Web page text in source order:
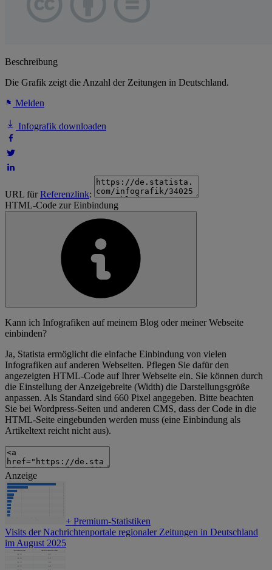
Beschreibung
Die Grafik zeigt die Anzahl der Zeitungen in Deutschland.
Melden
Infografik downloaden
URL fürReferenzlink:
HTML-Code zur Einbindung
Kann ich Infografiken auf meinem Blog oder meiner Webseite
einbinden?
Ja, Statista ermöglicht die einfache Einbindung von vielen
Infografiken auf anderen Webseiten. Pflegen Sie dafür den
angezeigten HTML-Code auf Ihrer Webseite ein. Sie können durch
die Einstellung der Anzeigebreite (Width) die Darstellungsgröße
anpassen. Als Standard sind 660 Pixel angegeben. Bitte beachten
Sie bei Wordpress-Seiten und anderen CMS, dass der Code in die
HTML-Seite eingebunden werden muss (eine Einbindung als
Artikeltext reicht nicht aus).
Anzeige
+ Premium-Statistiken
Visits der Nachrichtenportale regionaler Zeitungen in Deutschland
im August 2025